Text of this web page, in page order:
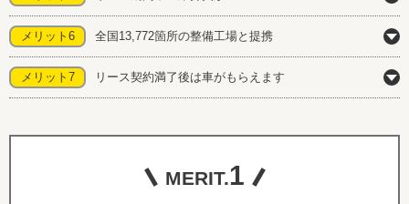
メリット6 全国13,772箇所の整備工場と提携
メリット7 リース契約満了後は車がもらえます
MERIT.1